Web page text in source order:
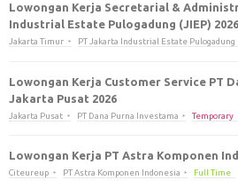
Lowongan Kerja Secretarial &
Industrial Estate Pulogadung (JIEP) 2026
Jakarta Timur PT Jakarta Industrial Estate Pulogadung
Lowongan Kerja Customer Service PT
Jakarta Pusat 2026
Jakarta Pusat PT Dana Purna Investama Temporary
Lowongan Kerja PT Astra Komponen
Citeureup PT Astra Komponen Indonesia Full Time